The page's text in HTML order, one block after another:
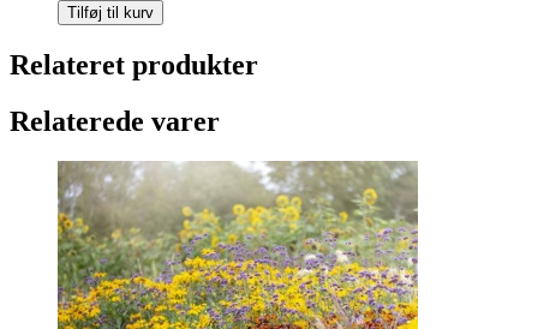
Tilføj til kurv
Relateret produkter
Relaterede varer